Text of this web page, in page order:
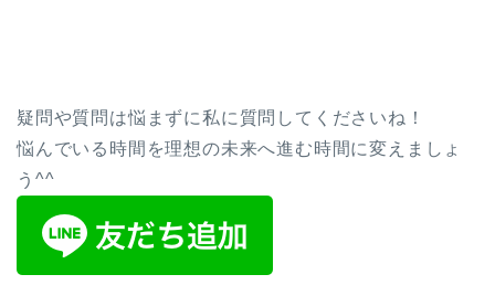
疑問や質問は悩まずに私に質問してくださいね！
悩んでいる時間を理想の未来へ進む時間に変えましょ
う^^